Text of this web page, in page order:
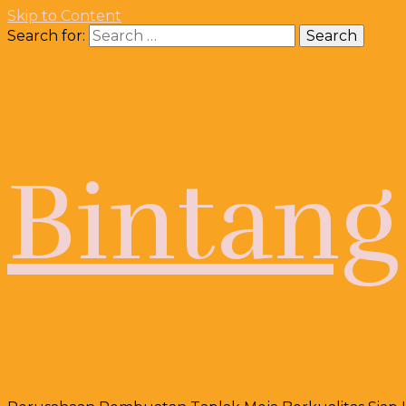
Skip to Content
Search for:
Bintang